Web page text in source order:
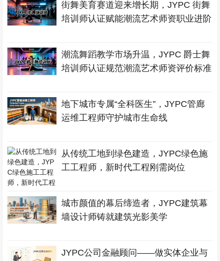
街舞美育赛道迎来增长期，JYPC 街舞
培训师认证赋能潮流艺术师资职业进阶
潮流舞蹈教学市场升温，JYPC 爵士舞
培训师认证规范潮流艺术师资评价标准
地下城市专属“全科医生”，JYPC管廊
运维工程师守护城市生命线
从传统工地到绿色建造，JYPC绿色施
工工程师，新时代工程刚需岗位
城市颜值的幕后缔造者，JYPC建筑幕
墙设计师铸就建筑光影美学
JYPC公司金融顾问——做实体企业与